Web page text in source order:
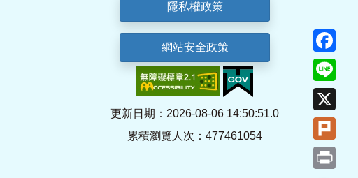
隱私權政策
網站安全政策
更新日期：2026-08-06 14:50:51.0
累積瀏覽人次：477461054